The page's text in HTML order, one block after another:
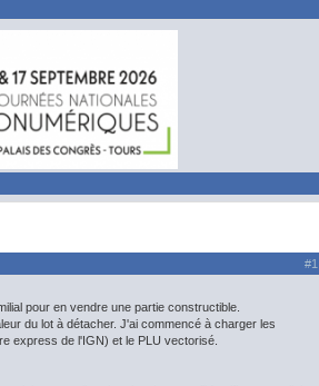
#1
pour en vendre une partie constructible.
du lot à détacher. J'ai commencé à charger les
express de l'IGN) et le PLU vectorisé.